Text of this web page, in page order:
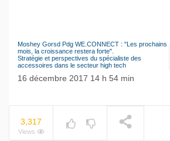
NOW PLAYING
Le
Moshey Gorsd Pdg WE.CONNECT : "Les prochains
mois, la croissance restera forte".
Stratégie et perspectives du spécialiste des
accessoires dans le secteur high tech
16 décembre 2017 14 h 54 min
3,317
Views